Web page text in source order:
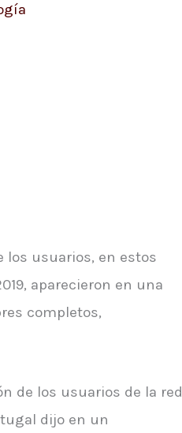
los usuarios, en estos
aparecieron en una
completos,
de los usuarios de la red
dijo en un